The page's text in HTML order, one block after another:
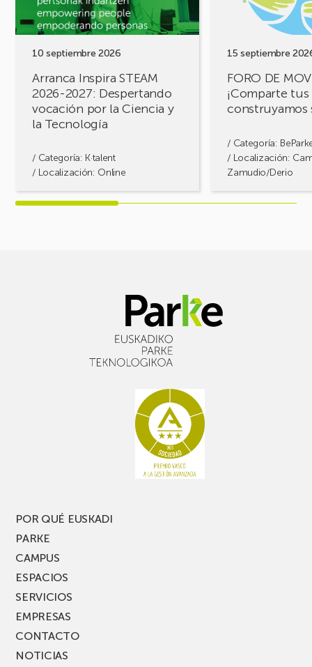
10 septiembre 2026
Arranca Inspira STEAM
2026-2027: Despertando
vocación por la Ciencia y
la Tecnología
/ Categoría: K·talent
/ Localización: Online
2027:
Despertando
vocación
Ciencia
Tecnología
15 septiembre
FORO DE
¡Comparte
construyamos
/ Categoría:
/ Localización:
Zamudio/Derio
soluciones!
POR QUÉ EUSKADI
PARKE
CAMPUS
ESPACIOS
SERVICIOS
EMPRESAS
CONTACTO
NOTICIAS